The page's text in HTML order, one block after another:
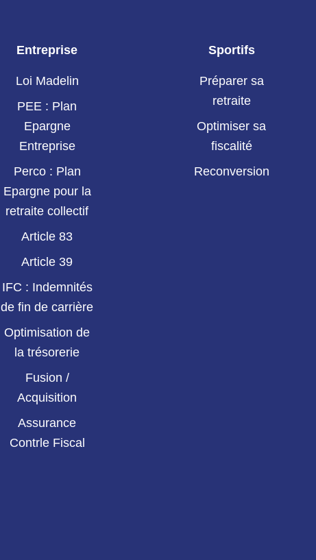
Entreprise
Loi Madelin
PEE : Plan
Epargne
Entreprise
Perco : Plan
Epargne pour la
retraite collectif
Article 83
Article 39
IFC : Indemnités
de fin de carrière
Optimisation de
la trésorerie
Fusion /
Acquisition
Assurance
Contrle Fiscal
Sportifs
Préparer sa
retraite
Optimiser sa
fiscalité
Reconversion